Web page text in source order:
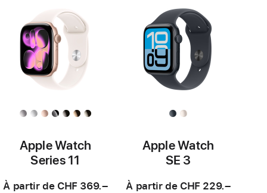
Apple Watch
Series 11
À partir de CHF 369.–
Apple Watch
SE 3
À partir de CHF 229.–